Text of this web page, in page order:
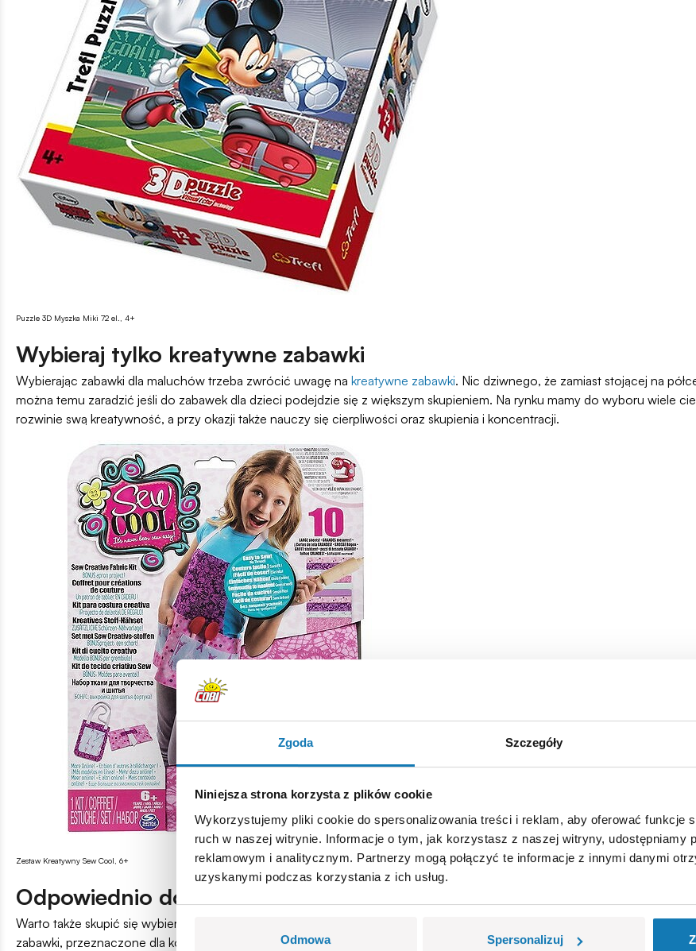
Zgoda Szczegóły
Niniejsza strona korzysta z plików cookie
Wykorzystujemy pliki cookie do spersonalizowania treści i reklam, aby oferować funkcje
ruch w naszej witrynie. Informacje o tym, jak korzystasz z naszej witryny, udostępniamy
reklamowym i analitycznym. Partnerzy mogą połączyć te informacje z innymi danymi
uzyskanymi podczas korzystania z ich usług.
Odmowa Spersonalizuj
Puzzle 3D Myszka Miki 72 el., 4+
Wybieraj tylko kreatywne zabawki
Wybierając zabawki dla maluchów trzeba zwrócić uwagę na kreatywne zabawki. Nic dziwnego, że zamiast stojącej na
można temu zaradzić jeśli do zabawek dla dzieci podejdzie się z większym skupieniem. Na rynku mamy do wyboru wiele
rozwinie swą kreatywność, a przy okazji także nauczy się cierpliwości oraz skupienia i koncentracji.
Zestaw Kreatywny Sew Cool, 6+
Odpowiednio dobieraj zabawki dla najmłodszych
Warto także skupić się wybierając dziecko ćwiczy koncentrację już od
zabawki, przeznaczone dla konkretnego wieku dziecka. Należy zwracać na to uwagę, bowiem w danym roku życia